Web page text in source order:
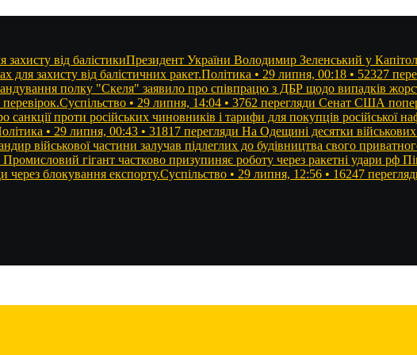
від балістикиПрезидент України Володимир Зеленський у
захисту від балістичних ракет.Політика • 29 липня, 00:18 • 52327
полку "Скеля" заявило про співпрацю з ДБР щодо випадків
• 29 липня, 14:04 • 3762 перегляди Сенат США
проти російських чиновників і тарифи для покупців російської
• 29 липня, 00:43 • 31817 перегляди На Одещині десятки військових
військової частини залучав підлеглих до будівництва свого
Промисловий гігант частково призупиняє роботу через ракетні удари рф
блокування експорту.Суспільство • 29 липня, 12:56 • 16247